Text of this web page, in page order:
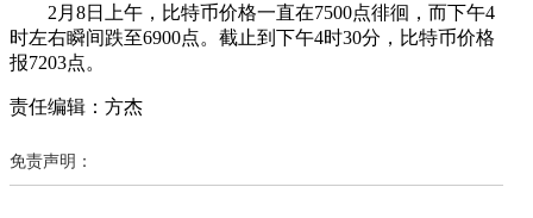
2月8日上午，比特币价格一直在7500点徘徊，而下午4
时左右瞬间跌至6900点。截止到下午4时30分，比特币价格
报7203点。
责任编辑：方杰
免责声明：